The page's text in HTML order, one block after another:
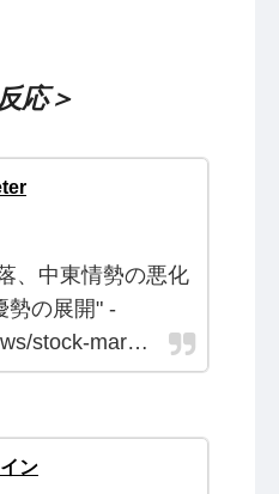
応＞
、中東情勢の悪化
勢の展開" -
stock-mar…
ン